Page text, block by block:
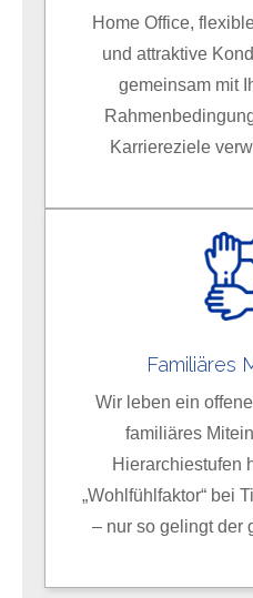
Home Office,
und attraktive
gemeinsam mit
Karriereziele
Familiäres
Wir leben ein
familiäres
Hierarchiestufen
„Wohlfühlfaktor“ bei
– nur so gelingt der